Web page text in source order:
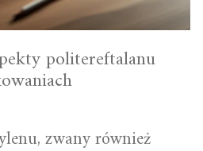
politereftalanu
zwany również